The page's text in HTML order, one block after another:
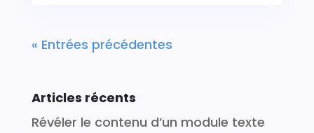
« Entrées précédentes
Articles récents
Révéler le contenu d’un module texte